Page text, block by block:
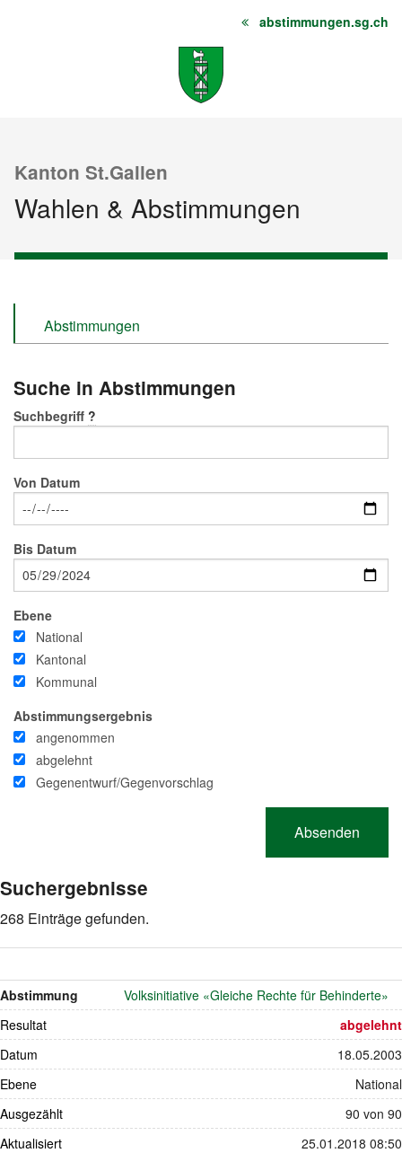
Startseite
Sitemap abstimmungen.sg.ch
Kanton St.Gallen
Wahlen & Abstimmungen
Abstimmungen
Suche in Abstimmungen
Suchbegriff ?
Von Datum
Bis Datum
Ebene
National
Kantonal
Kommunal
Abstimmungsergebnis
angenommen
abgelehnt
Gegenentwurf/Gegenvorschlag
Suchergebnisse
268 Einträge gefunden.
Abstimmung
Volksinitiative «Gleiche Rechte für Behinderte»
Resultat
abgelehnt
Datum
18.05.2003
Ebene
National
Ausgezählt
90 von 90
Aktualisiert
25.01.2018 08:50